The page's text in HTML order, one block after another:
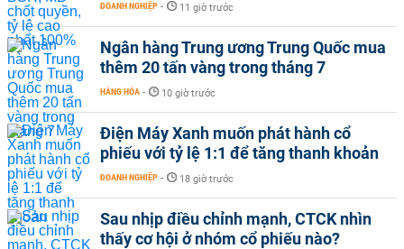
DOANH NGHIỆP - 11 giờ trước
Ngân hàng Trung ương Trung Quốc mua
thêm 20 tấn vàng trong tháng 7
HÀNG HÓA - 10 giờ trước
Điện Máy Xanh muốn phát hành cổ
phiếu với tỷ lệ 1:1 để tăng thanh khoản
DOANH NGHIỆP - 18 giờ trước
Sau nhịp điều chỉnh mạnh, CTCK nhìn
thấy cơ hội ở nhóm cổ phiếu nào?